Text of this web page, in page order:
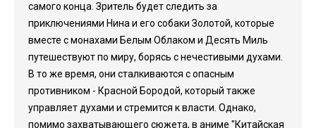
самого конца. Зритель будет следить за
приключениями Нина и его собаки Золотой, которые
вместе с монахами Белым Облаком и Десять Миль
путешествуют по миру, борясь с нечестивыми духами.
В то же время, они сталкиваются с опасным
противником - Красной Бородой, который также
управляет духами и стремится к власти. Однако,
помимо захватывающего сюжета, в аниме "Китайская